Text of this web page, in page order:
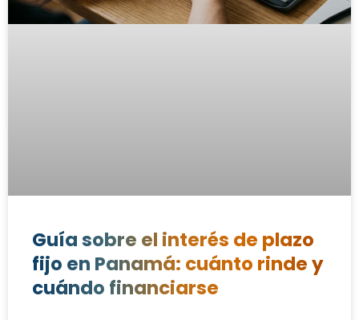
Guía sobre el interés de plazo
fijo en Panamá: cuánto rinde y
cuándo financiarse